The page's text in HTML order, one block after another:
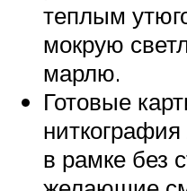
теплым
мокрую
марлю.
Готовые
в рамке без